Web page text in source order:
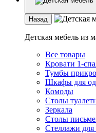
Назад
Детская мебель из
Все товары
Кровати 1-
Тумбы
Шкафы для
Комоды
Столы
Зеркала
Столы
Стеллажи для